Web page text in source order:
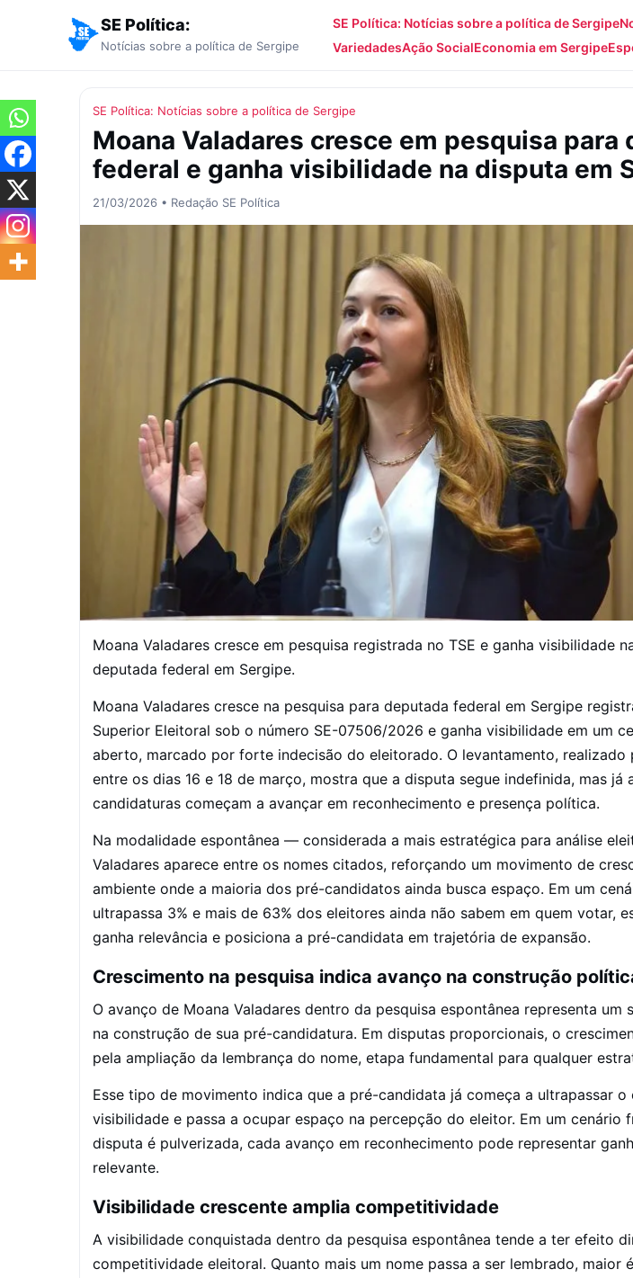
SE Política:
Notícias sobre a política de Sergipe
SE Política: Notícias sobre a política de Sergipe
VariedadesAção SocialEconomia em Sergipe
SE Política: Notícias sobre a política de Sergipe
Moana Valadares cresce em pesquisa para
federal e ganha visibilidade na disputa em
21/03/2026 • Redação SE Política
Moana Valadares cresce em pesquisa registrada no TSE e ganha visibilidade
deputada federal em Sergipe.
Moana Valadares cresce na pesquisa para deputada federal em Sergipe
Superior Eleitoral sob o número SE-07506/2026 e ganha visibilidade em um
aberto, marcado por forte indecisão do eleitorado. O levantamento, realizado
entre os dias 16 e 18 de março, mostra que a disputa segue indefinida, mas já
candidaturas começam a avançar em reconhecimento e presença política.
Na modalidade espontânea — considerada a mais estratégica para análise
Valadares aparece entre os nomes citados, reforçando um movimento de
ambiente onde a maioria dos pré-candidatos ainda busca espaço. Em um
ultrapassa 3% e mais de 63% dos eleitores ainda não sabem em quem votar,
ganha relevância e posiciona a pré-candidata em trajetória de expansão.
Crescimento na pesquisa indica avanço na construção
O avanço de Moana Valadares dentro da pesquisa espontânea representa um
na construção de sua pré-candidatura. Em disputas proporcionais, o
pela ampliação da lembrança do nome, etapa fundamental para qualquer
Esse tipo de movimento indica que a pré-candidata já começa a ultrapassar
visibilidade e passa a ocupar espaço na percepção do eleitor. Em um cenário
disputa é pulverizada, cada avanço em reconhecimento pode representar
relevante.
Visibilidade crescente amplia competitividade
A visibilidade conquistada dentro da pesquisa espontânea tende a ter efeito
competitividade eleitoral. Quanto mais um nome passa a ser lembrado, maior